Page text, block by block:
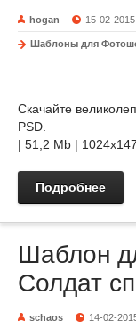
hogan 15-02-
Шаблоны для
Скачайте
PSD.
| 51,2 Mb |
Подробнее
Шаблон
Солдат
schaos 14-02-